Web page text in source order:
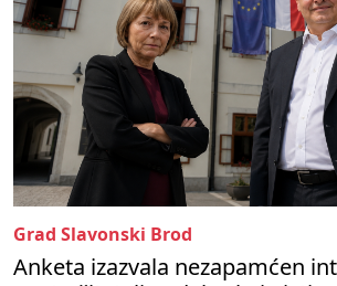
Grad Slavonski Brod
Anketa izazvala nezapamćen